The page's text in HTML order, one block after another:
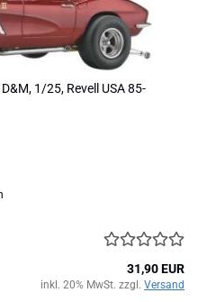
1/25, Revell USA 85-
31,90 EUR
inkl. 20% MwSt. zzgl. Versand